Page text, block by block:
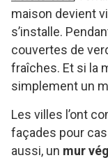
maison devient
s’installe.
couvertes de
fraîches. Et si la
simplement un
Les villes l’ont
façades pour
aussi, un mur